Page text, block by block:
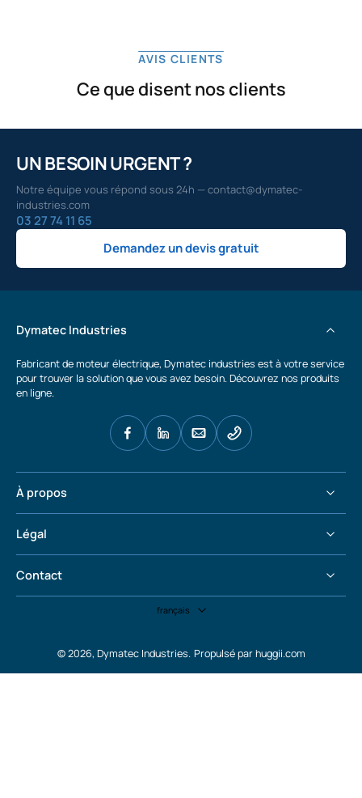
AVIS CLIENTS
Ce que disent nos clients
UN BESOIN URGENT ?
Notre équipe vous répond sous 24h — contact@dymatec-
industries.com
03 27 74 11 65
Demandez un devis gratuit
Dymatec Industries
Fabricant de moteur électrique, Dymatec industries est à votre service
pour trouver la solution que vous avez besoin. Découvrez nos produits
en ligne.
À propos
Légal
Contact
français
© 2026, Dymatec Industries. Propulsé par huggii.com